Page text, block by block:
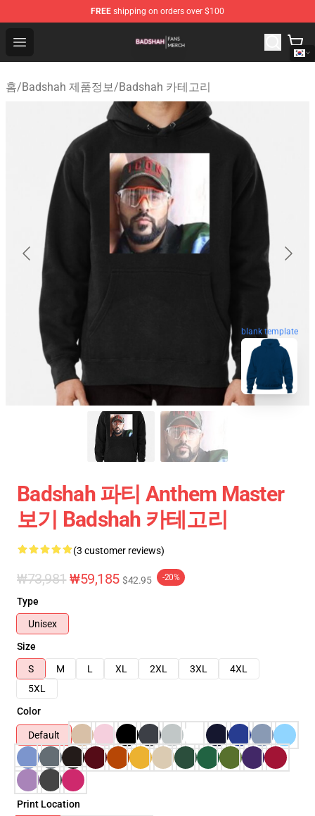
FREE shipping on orders over $100
Open menu
Badshah Shop - Official Badshah Merchandise Store
홈/Badshah 제품정보/Badshah 카테고리
blank template
Badshah 파티 Anthem Master
보기 Badshah 카테고리
(3 customer reviews)
₩73,981 ₩59,185 $42.95 -20%
Type
Unisex
Size
S
M L XL 2XL 3XL
4XL
5XL
Color
Default
Print Location